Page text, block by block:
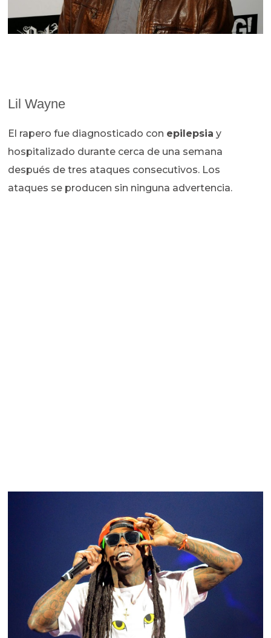
Lil Wayne
El rapero fue diagnosticado con epilepsia y
hospitalizado durante cerca de una semana
después de tres ataques consecutivos. Los
ataques se producen sin ninguna advertencia.